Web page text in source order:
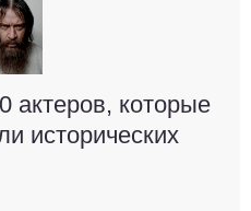
актеров, которые
исторических